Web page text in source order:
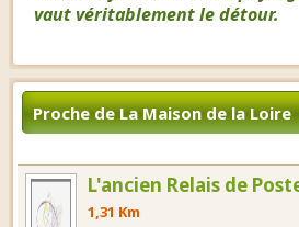
vaut véritablement le détour.
Proche de La Maison de la Loire
L'ancien Relais de
1,31 Km